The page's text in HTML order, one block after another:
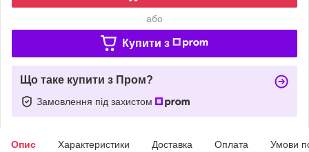
або
Купити з
Що таке купити з Пром?
Замовлення під захистом
Опис Характеристики Доставка Оплата Умови